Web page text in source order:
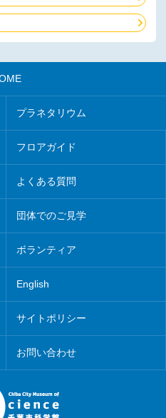
プラネタリウム
フロアガイド
よくある質問
団体でのご見学
ボランティア
English
サイトポリシー
お問い合わせ